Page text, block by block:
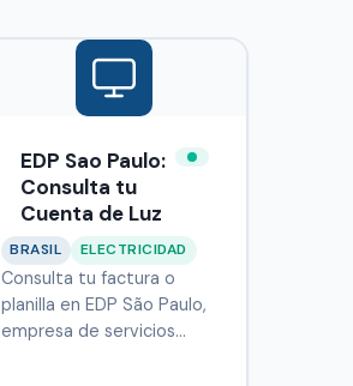
EDP Sao Paulo:
Consulta tu
Cuenta de Luz
BRASIL ELECTRICIDAD
Consulta tu factura o
planilla en EDP São Paulo,
empresa de servicios